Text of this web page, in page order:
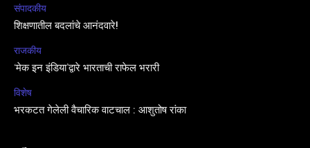
संपादकीय
शिक्षणातील बदलांचे आनंदवारे!
राजकीय
‘मेक इन इंडिया’द्वारे भारताची राफेल भरारी
विशेष
भरकटत गेलेली वैचारिक वाटचाल : आशुतोष रांका